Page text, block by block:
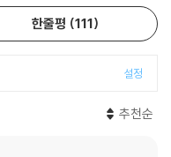
한줄평 111
설정
추천순